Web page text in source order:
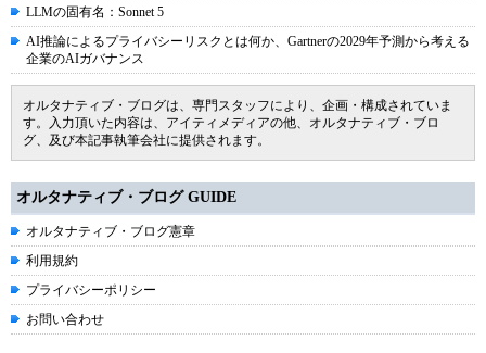
LLMの固有名：Sonnet 5
AI推論によるプライバシーリスクとは何か、Gartnerの2029年予測から考える
企業のAIガバナンス
オルタナティブ・ブログは、専門スタッフにより、企画・構成されていま
す。入力頂いた内容は、アイティメディアの他、オルタナティブ・ブロ
グ、及び本記事執筆会社に提供されます。
オルタナティブ・ブログ GUIDE
オルタナティブ・ブログ憲章
利用規約
プライバシーポリシー
お問い合わせ